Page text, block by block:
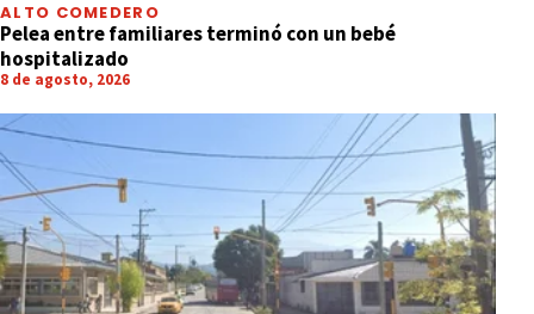
ALTO COMEDERO
Pelea entre familiares terminó con un bebé
hospitalizado
8 de agosto, 2026